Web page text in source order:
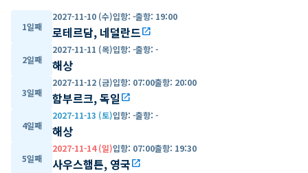
1일째
2027-11-10 (수)입항: -출항: 19:00
로테르담, 네덜란드open_in_new
2일째
2027-11-11 (목)입항: -출항: -
해상
3일째
2027-11-12 (금)입항: 07:00출항: 20:00
함부르크, 독일 open_in_new
4일째
2027-11-13 (토)입항: -출항: -
해상
5일째
2027-11-14 (일)입항: 07:00출항: 19:30
사우스햄튼, 영국open_in_new